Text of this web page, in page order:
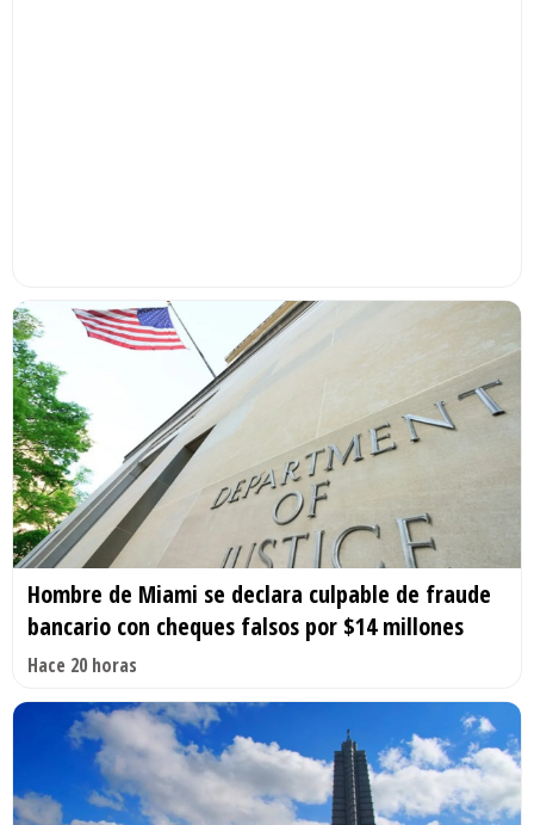
Hombre de Miami se declara culpable de fraude
bancario con cheques falsos por $14 millones
Hace 20 horas